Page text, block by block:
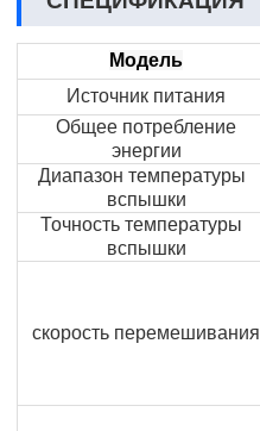
Модель
Источник питания
Общее потребление
энергии
Диапазон температуры
вспышки
Точность температуры
вспышки
скорость перемешивания